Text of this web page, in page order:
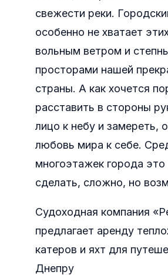
свежести реки.
особенно не хватает
вольным ветром и
просторами нашей
страны. А как хочется
расставить в стороны
лицо к небу и замереть,
любовь мира к себе.
многоэтажек города
сделать, сложно, но
Судоходная компания
предлагает аренду
катеров и яхт для
Днепру